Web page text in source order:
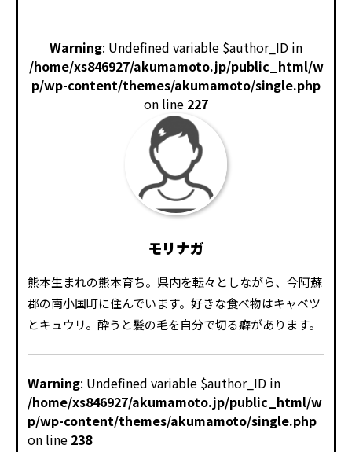
Warning: Undefined variable $author_ID in
/home/xs846927/akumamoto.jp/public_html/w
p/wp-content/themes/akumamoto/single.php
on line 227
モリナガ
熊本生まれの熊本育ち。県内を転々としながら、今阿蘇
郡の南小国町に住んでいます。好きな食べ物はキャベツ
とキュウリ。酔うと髪の毛を自分で切る癖があります。
Warning: Undefined variable $author_ID in
/home/xs846927/akumamoto.jp/public_html/w
p/wp-content/themes/akumamoto/single.php
on line 238